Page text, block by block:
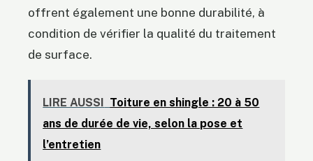
offrent également une bonne durabilité, à
condition de vérifier la qualité du traitement
de surface.
LIRE AUSSI
Toiture en shingle : 20 à 50
ans de durée de vie, selon la pose et
l’entretien